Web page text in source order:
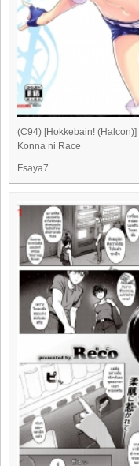
(C94) [Hokkebain!
Konna ni Race
Fsaya7